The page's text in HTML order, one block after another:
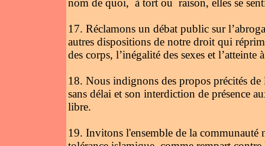
nom de quoi, à tort ou raison, elles se
17. Réclamons un débat public sur
autres dispositions de notre droit qui
des corps, l’inégalité des sexes et
18. Nous indignons des propos précités
sans délai et son interdiction de présence
libre.
19. Invitons l'ensemble de la communauté